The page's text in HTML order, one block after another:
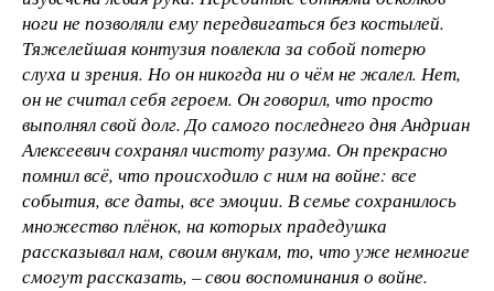
ноги не позволяли ему передвигаться без костылей.
Тяжелейшая контузия повлекла за собой потерю
слуха и зрения. Но он никогда ни о чём не жалел. Нет,
он не считал себя героем. Он говорил, что просто
выполнял свой долг. До самого последнего дня Андриан
Алексеевич сохранял чистоту разума. Он прекрасно
помнил всё, что происходило с ним на войне: все
события, все даты, все эмоции. В семье сохранилось
множество плёнок, на которых прадедушка
рассказывал нам, своим внукам, то, что уже немногие
смогут рассказать, – свои воспоминания о войне.